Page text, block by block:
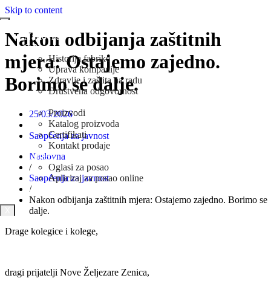
Skip to content
Naslovna
O Nama
Historija fabrike
Uprava kompanije
Zdravlje i zaštita na radu
Društvena odgovornost
Proizvodi
Katalog proizvoda
Certifikati
Kontakt prodaje
Karijera
Oglasi za posao
Apliciraj za posao online
Novosti
Nakon odbijanja zaštitnih
mjera: Ostajemo zajedno.
Borimo se dalje.
25/03/2026
Saopćenja za javnost
Naslovna
/
Saopćenja za javnost
/
Nakon odbijanja zaštitnih mjera: Ostajemo zajedno. Borimo se
dalje.
Drage kolegice i kolege,
dragi prijatelji Nove Željezare Zenica,